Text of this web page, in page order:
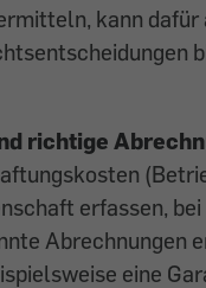
kann
richtige
erfassen,
Abrech­nungen
­eine